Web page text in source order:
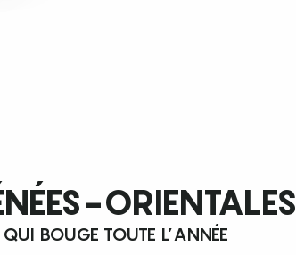
ORIENTALES
BOUGE TOUTE L’ANNÉE